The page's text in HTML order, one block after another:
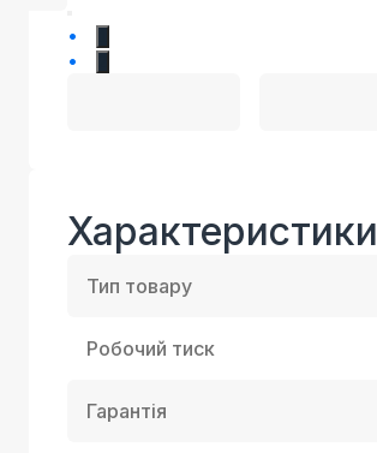
Характеристики
Тип товару
Робочий тиск
Гарантія